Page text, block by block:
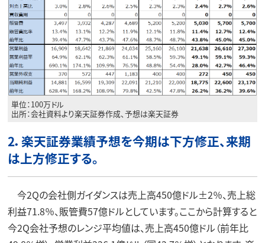
単位：100万ドル
出所：会社資料より楽天証券作成、予想は楽天証券
2．楽天証券業績予想を今期は下方修正、来期
は上方修正する。
今2Qの会社側ガイダンスは売上高450億ドル±2％、売上総
利益71.8％、販管費57億ドルとしています。ここから計算すると
今2Q会社予想のレンジ平均値は、売上高450億ドル（前年比